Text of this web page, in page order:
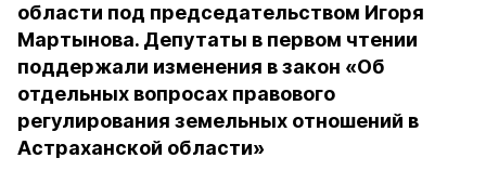
области под председательством Игоря
Мартынова. Депутаты в первом чтении
поддержали изменения в закон «Об
отдельных вопросах правового
регулирования земельных отношений в
Астраханской области»